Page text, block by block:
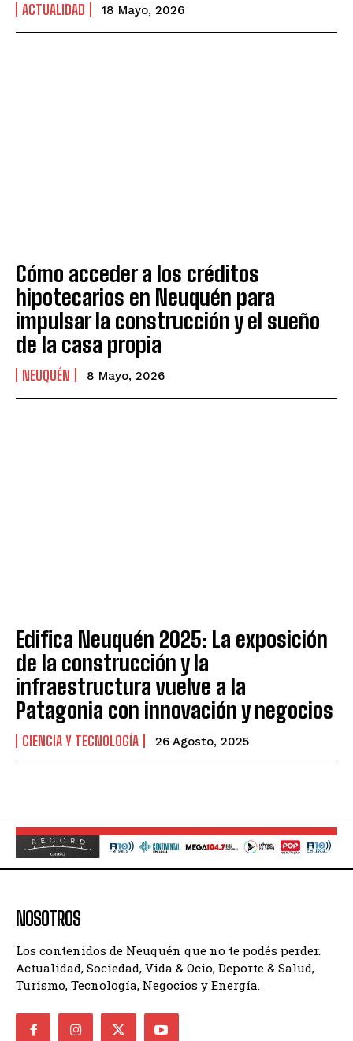
ACTUALIDAD 18 Mayo, 2026
Cómo acceder a los créditos
hipotecarios en Neuquén para
impulsar la construcción y el sueño
de la casa propia
NEUQUÉN 8 Mayo, 2026
Edifica Neuquén 2025: La exposición
de la construcción y la
infraestructura vuelve a la
Patagonia con innovación y negocios
CIENCIA Y TECNOLOGÍA 26 Agosto, 2025
NOSOTROS
Los contenidos de Neuquén que no te podés perder.
Actualidad, Sociedad, Vida & Ocio, Deporte & Salud,
Turismo, Tecnología, Negocios y Energía.